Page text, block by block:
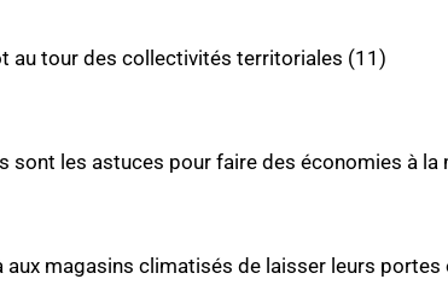
au tour des collectivités territoriales (11)
sont les astuces pour faire des économies à la
aux magasins climatisés de laisser leurs portes